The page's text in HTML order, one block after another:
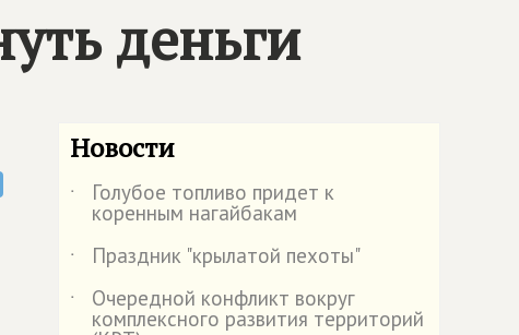
деньги
Новости
˙ Голубое топливо придет к
коренным нагайбакам
˙
Праздник "крылатой пехоты"
˙
Очередной конфликт вокруг
комплексного развития территорий